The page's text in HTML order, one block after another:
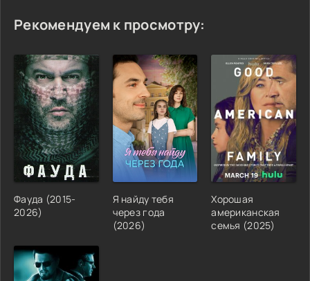
Рекомендуем к просмотру:
Фауда (2015-
2026)
Я найду тебя
через года
(2026)
Хорошая
американская
семья (2025)